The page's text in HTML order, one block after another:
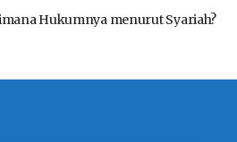
Hukumnya menurut Syariah?